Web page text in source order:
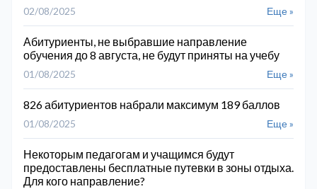
02/08/2025 Еще »
Абитуриенты, не выбравшие направление
обучения до 8 августа, не будут приняты на учебу
01/08/2025 Еще »
826 абитуриентов набрали максимум 189 баллов
01/08/2025 Еще »
Некоторым педагогам и учащимся будут
предоставлены бесплатные путевки в зоны отдыха.
Для кого направление?